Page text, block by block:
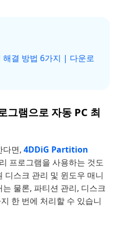
해결 방법 6가지 | 다운로
그램으로 자동 PC 최
다면, 4DDiG Partition
프로그램을 사용하는 것도
디스크 관리 및 윈도우 매니
물론, 파티션 관리, 디스크
한 번에 처리할 수 있습니